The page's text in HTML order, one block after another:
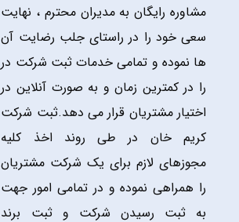
مشاوره رایگان به مدیران محترم ، نهایت
سعی خود را در راستای جلب رضایت آن
ها نموده و تمامی خدمات ثبت شرکت در
را در کمترین زمان و به صورت آنلاین در
اختیار مشتریان قرار می دهد.ثبت شرکت
کریم خان در طی روند اخذ کلیه
مجوزهای لازم برای یک شرکت مشتریان
را همراهی نموده و در تمامی امور جهت
به ثبت رسیدن شرکت و ثبت برند